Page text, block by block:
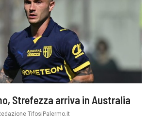
Strefezza arriva in Australia
TifosiPalermo.it